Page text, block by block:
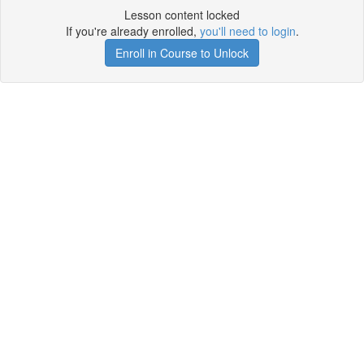
Lesson content locked
If you're already enrolled, you'll need to login.
Enroll in Course to Unlock